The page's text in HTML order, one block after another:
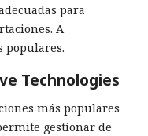
para
A
populares.
Technologies
más populares
gestionar de